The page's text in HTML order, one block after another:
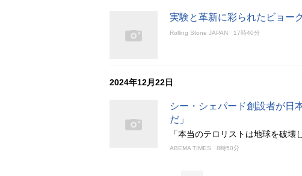
実験と革新に彩られたビョー
Rolling Stone JAPAN 17時40分
2024年12月22日
シー・シェパード創設者が日
だ」
「本当のテロリストは地球を破
ABEMA TIMES 8時50分